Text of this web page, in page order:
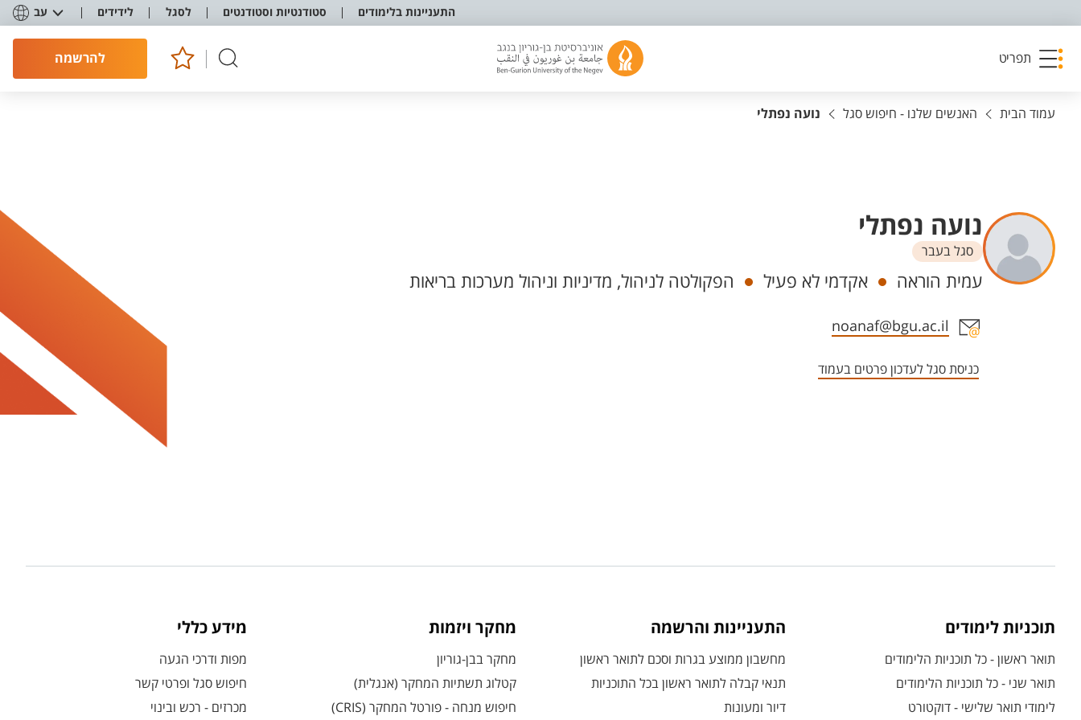
התעניינות בלימודים סטודנטיות וסטודנטים לסגל לידידים עב
תפריט להרשמה
עמוד הבית האנשים שלנו - חיפוש סגל נועה נפתלי
נועה נפתלי
סגל בעבר
יחידות
עמית הוראה אקדמי לא פעיל הפקולטה לניהול, מדיניות וניהול מערכות בריאות
אזור צור קשר עם איש הסגל
noanaf@bgu.ac.il
כניסת סגל לעדכון פרטים בעמוד
תוכניות לימודים
תואר ראשון - כל תוכניות הלימודים
תואר שני - כל תוכניות הלימודים
לימודי תואר שלישי - דוקטורט
התעניינות והרשמה
מחשבון ממוצע בגרות וסכם לתואר ראשון
תנאי קבלה לתואר ראשון בכל התוכניות
דיור ומעונות
מחקר ויזמות
מחקר בבן-גוריון
קטלוג תשתיות המחקר (אנגלית)
חיפוש מנחה - פורטל המחקר (CRIS)
מידע כללי
מפות ודרכי הגעה
חיפוש סגל ופרטי קשר
מכרזים - רכש ובינוי